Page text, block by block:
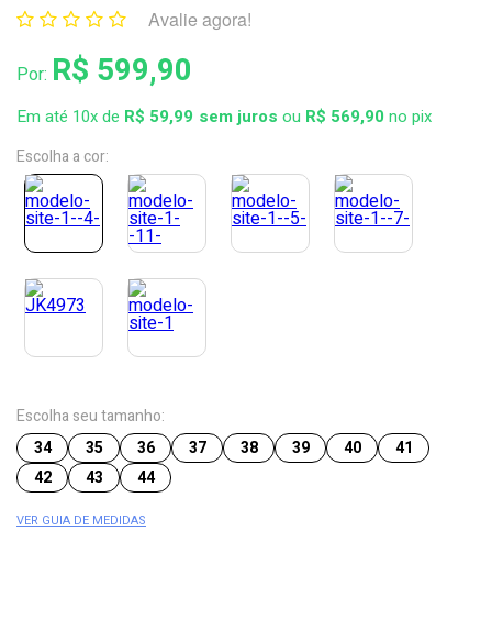
Avalie agora!
Por: R$ 599,90
Em até 10x de R$ 59,99 ou R$ 569,90no pix
Escolha a cor:
Escolha seu tamanho:
34
35 36 37 38 39 40
41
42
43 44
VER GUIA DE MEDIDAS